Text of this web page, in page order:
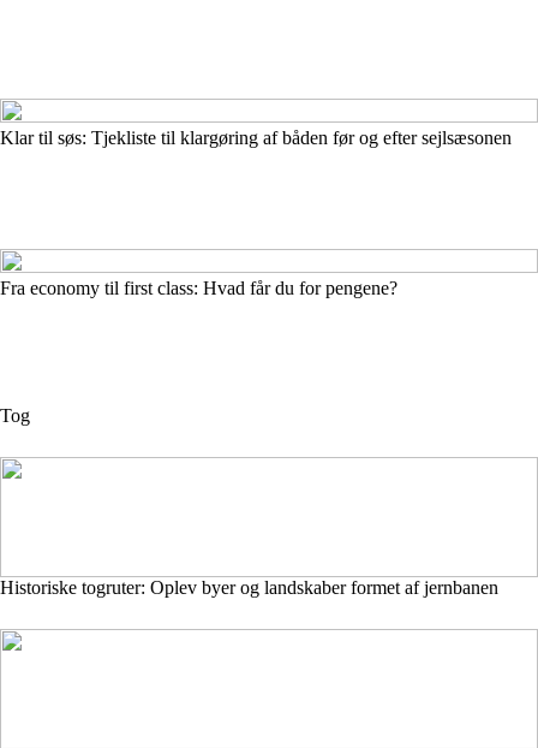
Klar til søs: Tjekliste til klargøring af båden før og efter sejlsæsonen
Fra economy til first class: Hvad får du for pengene?
Tog
Historiske togruter: Oplev byer og landskaber formet af jernbanen